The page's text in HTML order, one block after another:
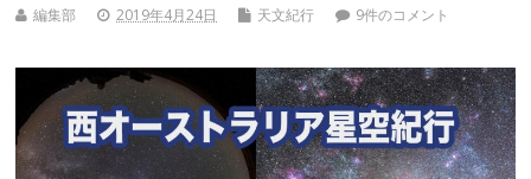
編集部 2019年4月24日 天文紀行 9件のコメント